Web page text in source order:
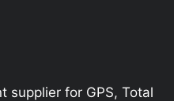
supplier for GPS, Total